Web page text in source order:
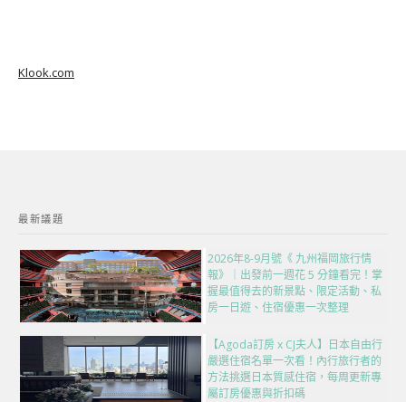
Klook.com
最新議題
2026年8-9月號《 九州福岡旅行情
報》｜出發前一週花 5 分鐘看完！掌
握最值得去的新景點、限定活動、私
房一日遊、住宿優惠一次整理
【Agoda訂房 x CJ夫人】日本自由行
嚴選住宿名單一次看！內行旅行者的
方法挑選日本質感住宿，每周更新專
屬訂房優惠與折扣碼